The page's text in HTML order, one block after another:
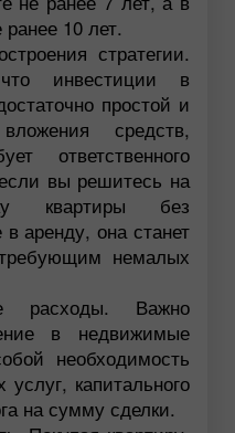
10 лет.
стратегии.
инвестиции в
простой и
средств,
ответственного
вы решитесь на
квартиры без
аренду, она станет
немалых
расходы. Важно
в недвижимые
необходимость
капитального
на сумму сделки.